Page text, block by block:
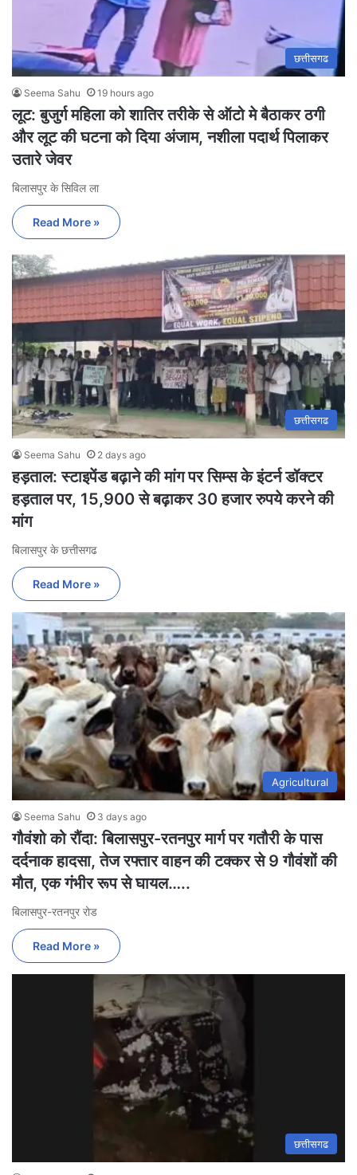
छत्तीसगढ
Seema Sahu 19 hours ago
लूट: बुजुर्ग महिला को शातिर तरीके से ऑटो मे बैठाकर ठगी
और लूट की घटना को दिया अंजाम, नशीला पदार्थ पिलाकर
उतारे जेवर
बिलासपुर के सिविल ला
Read More »
छत्तीसगढ
Seema Sahu 2 days ago
हड़ताल: स्टाइपेंड बढ़ाने की मांग पर सिम्स के इंटर्न डॉक्टर
हड़ताल पर, 15,900 से बढ़ाकर 30 हजार रुपये करने की
मांग
बिलासपुर के छत्तीसगढ
Read More »
Agricultural
Seema Sahu 3 days ago
गौवंशो को रौंदा: बिलासपुर-रतनपुर मार्ग पर गतौरी के पास
दर्दनाक हादसा, तेज रफ्तार वाहन की टक्कर से 9 गौवंशों की
मौत, एक गंभीर रूप से घायल…..
बिलासपुर-रतनपुर रोड
Read More »
छत्तीसगढ